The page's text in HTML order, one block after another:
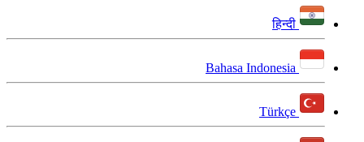
हिन्दी
Bahasa Indonesia
Türkçe